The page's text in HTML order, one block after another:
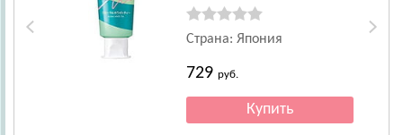
Страна: Япония
729руб.